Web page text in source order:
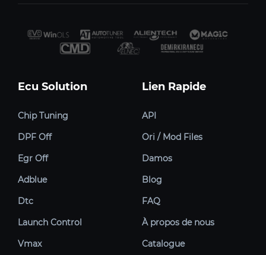
Ecu Solution
Chip Tuning
DPF Off
Egr Off
Adblue
Dtc
Launch Control
Vmax
Lien Rapide
API
Ori / Mod Files
Damos
Blog
FAQ
À propos de nous
Catalogue